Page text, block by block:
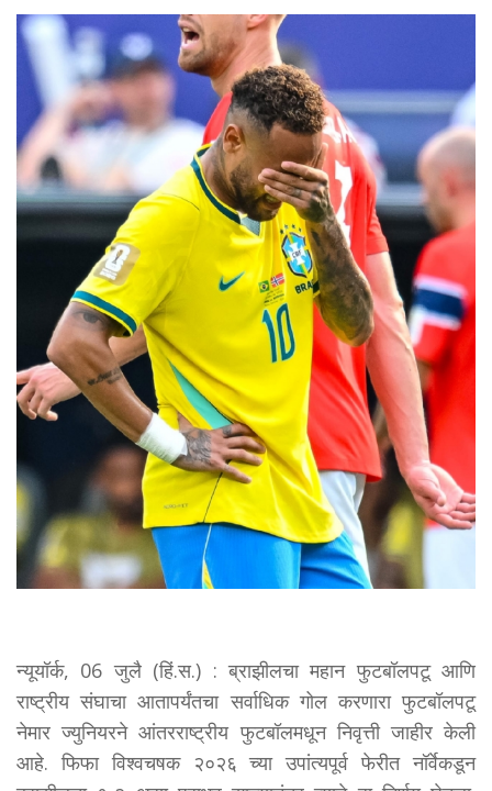
न्यूयॉर्क, 06 जुलै (हिं.स.) : ब्राझीलचा महान फुटबॉलपटू आणि
राष्ट्रीय संघाचा आतापर्यंतचा सर्वाधिक गोल करणारा फुटबॉलपटू
नेमार ज्युनियरने आंतरराष्ट्रीय फुटबॉलमधून निवृत्ती जाहीर केली
आहे. फिफा विश्वचषक २०२६ च्या उपांत्यपूर्व फेरीत नॉर्वेकडून